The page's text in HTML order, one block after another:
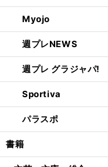
Myojo
週プレNEWS
週プレ グラジャパ!
Sportiva
パラスポ
書籍